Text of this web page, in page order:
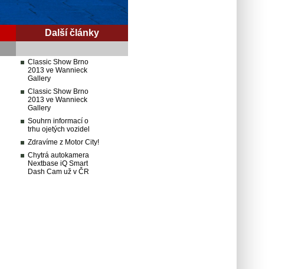
Další články
Classic Show Brno
2013 ve Wannieck
Gallery
Classic Show Brno
2013 ve Wannieck
Gallery
Souhrn informací o
trhu ojetých vozidel
Zdravíme z Motor City!
Chytrá autokamera
Nextbase iQ Smart
Dash Cam už v ČR